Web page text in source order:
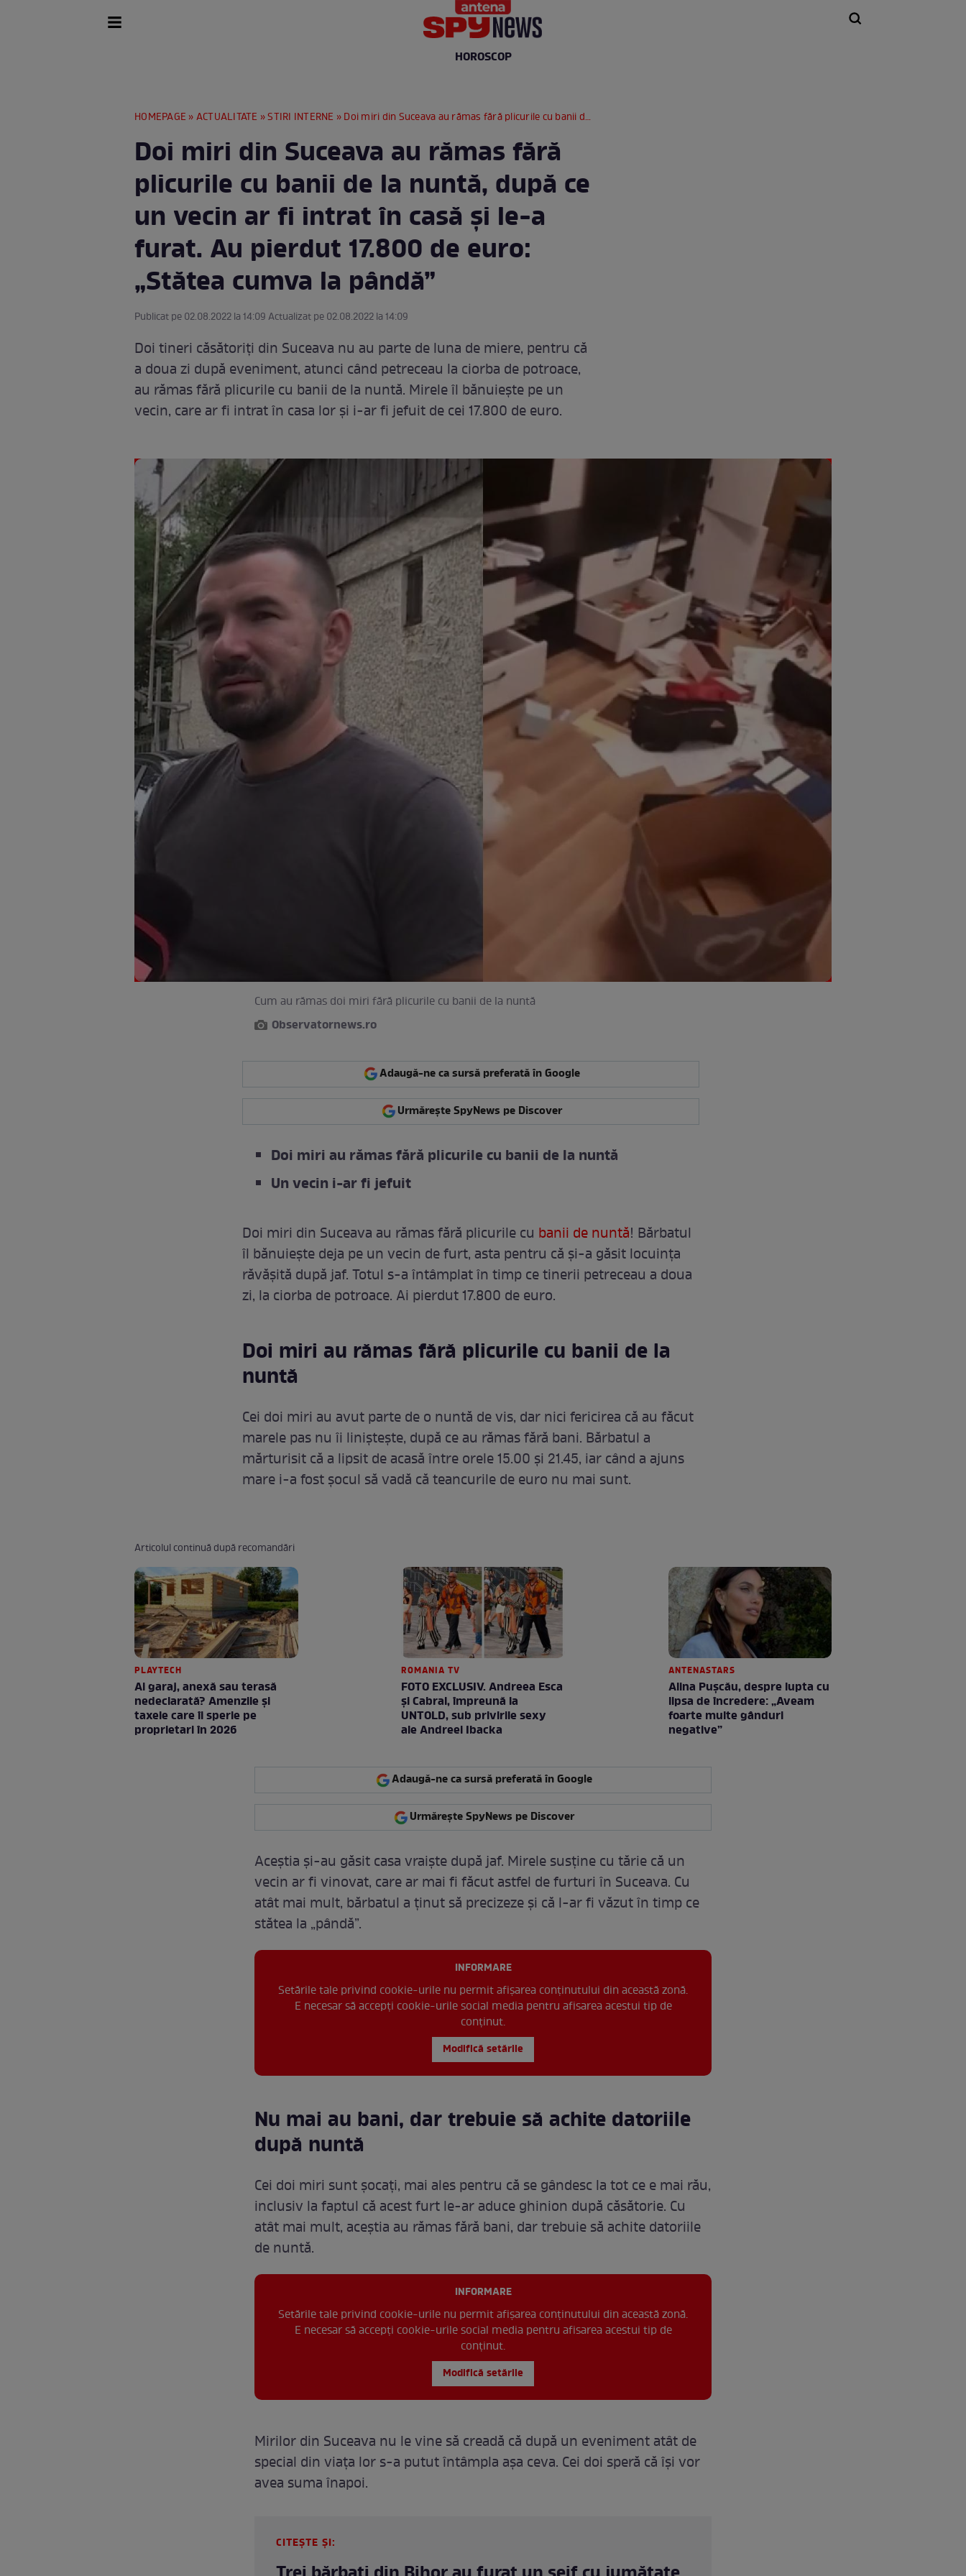
HOROSCOP
HOMEPAGE »ACTUALITATE »STIRI INTERNE » Doi miri din Suceava au rămas fără plicurile cu banii de la nuntă, după ce un vecin ar fi intrat în casă și le-a furat. Au pierdut 17.800 de euro: „Stătea cumva la pândă”
Doi miri din Suceava au rămas fără
plicurile cu banii de la nuntă, după ce
un vecin ar fi intrat în casă și le-a
furat. Au pierdut 17.800 de euro:
„Stătea cumva la pândă”
Publicat pe 02.08.2022 la 14:09 Actualizat pe 02.08.2022 la 14:09
Doi tineri căsătoriți din Suceava nu au parte de luna de miere, pentru că
a doua zi după eveniment, atunci când petreceau la ciorba de potroace,
au rămas fără plicurile cu banii de la nuntă. Mirele îl bănuiește pe un
vecin, care ar fi intrat în casa lor și i-ar fi jefuit de cei 17.800 de euro.
Cum au rămas doi miri fără plicurile cu banii de la nuntă
Observatornews.ro
Adaugă-ne ca sursă preferată în Google
Urmărește SpyNews pe Discover
Doi miri au rămas fără plicurile cu banii de la nuntă
Un vecin i-ar fi jefuit
Doi miri din Suceava au rămas fără plicurile cu banii de nuntă! Bărbatul
îl bănuiește deja pe un vecin de furt, asta pentru că și-a găsit locuința
răvășită după jaf. Totul s-a întâmplat în timp ce tinerii petreceau a doua
zi, la ciorba de potroace. Ai pierdut 17.800 de euro.
Doi miri au rămas fără plicurile cu banii de la
nuntă
Cei doi miri au avut parte de o nuntă de vis, dar nici fericirea că au făcut
marele pas nu îi liniștește, după ce au rămas fără bani. Bărbatul a
mărturisit că a lipsit de acasă între orele 15.00 și 21.45, iar când a ajuns
mare i-a fost șocul să vadă că teancurile de euro nu mai sunt.
Articolul continuă după recomandări
PLAYTECH
Ai garaj, anexă sau terasă
nedeclarată? Amenzile și
taxele care îi sperie pe
proprietari în 2026
ROMANIA TV
FOTO EXCLUSIV. Andreea Esca
şi Cabral, împreună la
UNTOLD, sub privirile sexy
ale Andreei Ibacka
ANTENASTARS
Alina Pușcău, despre lupta cu
lipsa de încredere: „Aveam
foarte multe gânduri
negative”
Adaugă-ne ca sursă preferată în Google
Urmărește SpyNews pe Discover
Aceștia și-au găsit casa vraiște după jaf. Mirele susține cu tărie că un
vecin ar fi vinovat, care ar mai fi făcut astfel de furturi în Suceava. Cu
atât mai mult, bărbatul a ținut să precizeze și că l-ar fi văzut în timp ce
stătea la „pândă”.
INFORMARE
Setările tale privind cookie-urile nu permit afișarea conținutului din această zonă.
E necesar să accepți cookie-urile social media pentru afisarea acestui tip de
conținut.
Modifică setările
Nu mai au bani, dar trebuie să achite datoriile
după nuntă
Cei doi miri sunt șocați, mai ales pentru că se gândesc la tot ce e mai rău,
inclusiv la faptul că acest furt le-ar aduce ghinion după căsătorie. Cu
atât mai mult, aceștia au rămas fără bani, dar trebuie să achite datoriile
de nuntă.
INFORMARE
Setările tale privind cookie-urile nu permit afișarea conținutului din această zonă.
E necesar să accepți cookie-urile social media pentru afisarea acestui tip de
conținut.
Modifică setările
Mirilor din Suceava nu le vine să creadă că după un eveniment atât de
special din viața lor s-a putut întâmpla așa ceva. Cei doi speră că își vor
avea suma înapoi.
CITEȘTE ȘI: